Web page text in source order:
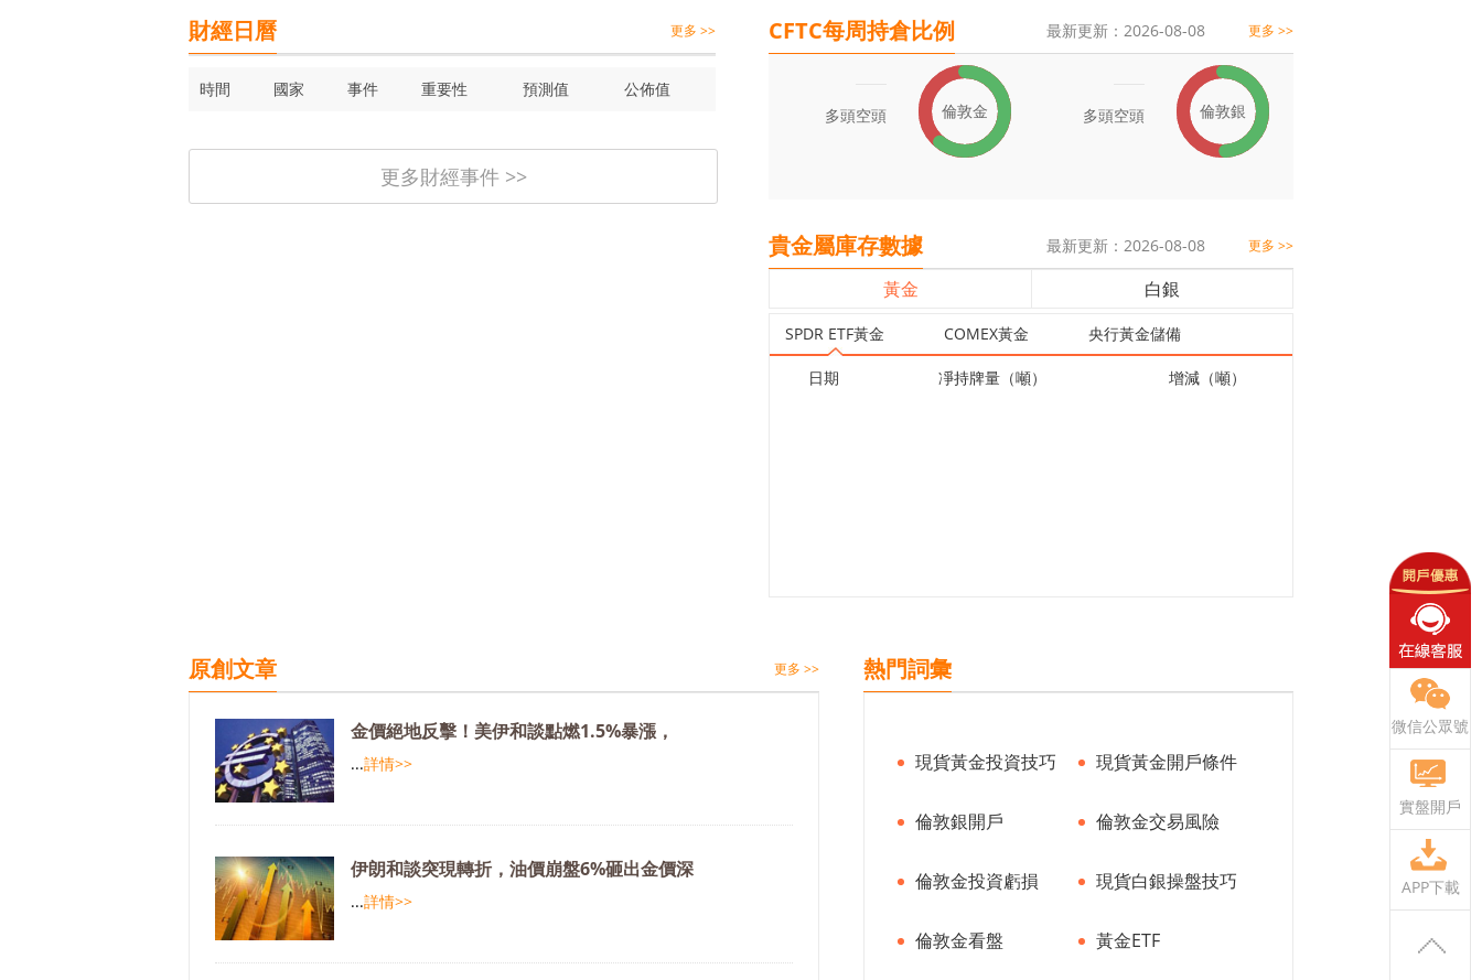
微信公眾號
實盤開戶
APP下載
財經日曆 更多 >>
時間 國家 事件 重要性 預測值 公佈值
更多財經事件 >>
CFTC每周持倉比例 更多 >>
最新更新：2026-08-08
多頭空頭 倫敦金 多頭空頭 倫敦銀
貴金屬庫存數據 更多 >>
最新更新：2026-08-08
黃金 白銀
SPDR ETF黃金 COMEX黃金 央行黃金儲備
日期 凈持牌量（噸） 增減（噸）
原創文章 更多 >>
金價絕地反擊！美伊和談點燃1.5%暴漲，
...詳情>>
伊朗和談突現轉折，油價崩盤6%砸出金價深
...詳情>>
熱門詞彙
現貨黃金投資技巧 現貨黃金開戶條件
倫敦銀開戶 倫敦金交易風險
倫敦金投資虧損 現貨白銀操盤技巧
倫敦金看盤 黃金ETF